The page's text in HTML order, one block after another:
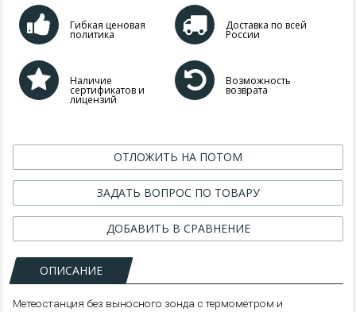
Гибкая ценовая
политика
Доставка по всей
России
Наличие
сертификатов и
лицензий
Возможность
возврата
ОТЛОЖИТЬ НА ПОТОМ
ЗАДАТЬ ВОПРОС ПО ТОВАРУ
ДОБАВИТЬ В СРАВНЕНИЕ
ОПИСАНИЕ
Метеостанция без выносного зонда с термометром и